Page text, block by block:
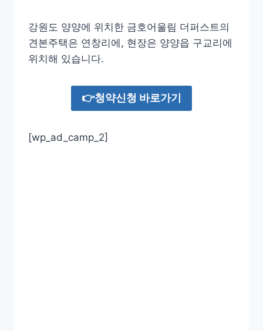
강원도 양양에 위치한 금호어울림 더퍼스트의
견본주택은 연창리에, 현장은 양양읍 구교리에
위치해 있습니다.
👉청약신청 바로가기
[wp_ad_camp_2]